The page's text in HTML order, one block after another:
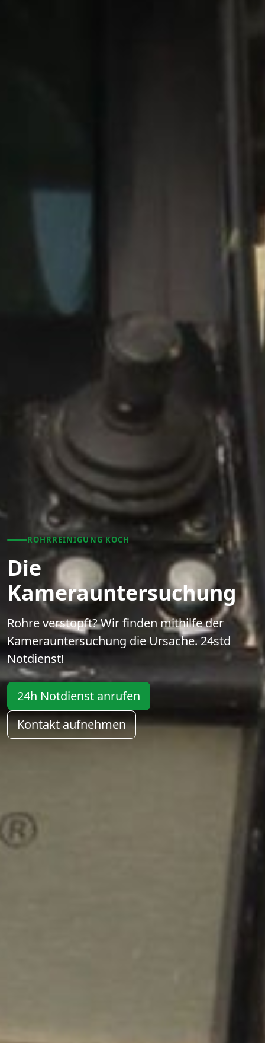
ROHRREINIGUNG KOCH
Die
Kamerauntersuchung
Rohre verstopft? Wir finden mithilfe der
Kamerauntersuchung die Ursache. 24std
Notdienst!
24h Notdienst anrufen
Kontakt aufnehmen